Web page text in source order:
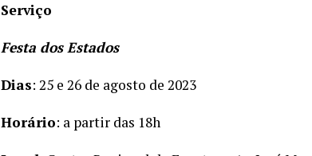
Serviço
Festa dos Estados
Dias: 25 e 26 de agosto de 2023
Horário: a partir das 18h